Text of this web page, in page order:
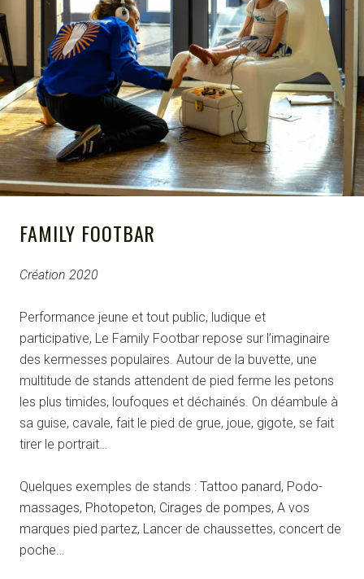
FAMILY FOOTBAR
Création 2020
Performance jeune et tout public, ludique et
participative, Le Family Footbar repose sur l’imaginaire
des kermesses populaires. Autour de la buvette, une
multitude de stands attendent de pied ferme les petons
les plus timides, loufoques et déchainés. On déambule à
sa guise, cavale, fait le pied de grue, joue, gigote, se fait
tirer le portrait…
Quelques exemples de stands : Tattoo panard, Podo-
massages, Photopeton, Cirages de pompes, A vos
marques pied partez, Lancer de chaussettes, concert de
poche…